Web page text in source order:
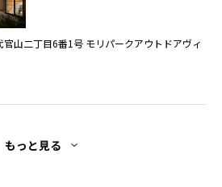
山二丁目6番1号 モリパークアウトドアヴィ
もっと見る